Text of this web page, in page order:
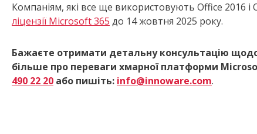
Компаніям, які все ще використовують Office 2016
ліцензії Microsoft 365 до 14 жовтня 2025 року.
Бажаєте отримати детальну консультацію щодо
більше про переваги хмарної платформи
490 22 20 або пишіть: info@innoware.com.